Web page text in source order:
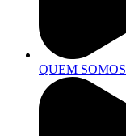
QUEM SOMOS